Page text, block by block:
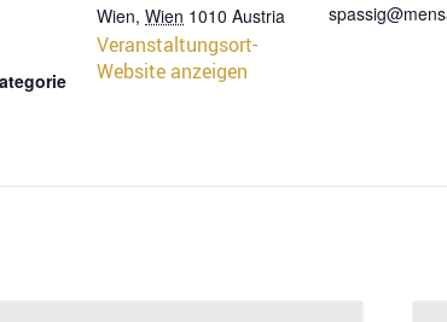
Wien, Wien 1010 Austria
Veranstaltungsort-
Website anzeigen